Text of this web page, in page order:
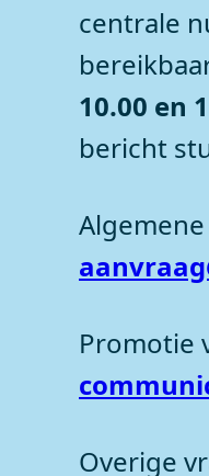
centrale
10.00 en
bericht
Promotie
Overige